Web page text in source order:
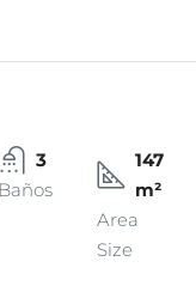
3
Baños
147
m²
Area
Size